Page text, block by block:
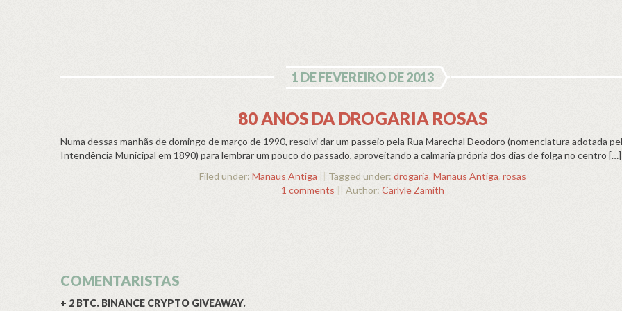
1 DE FEVEREIRO DE 2013
80 ANOS DA DROGARIA ROSAS
Numa dessas manhãs de domingo de março de 1990, resolvi dar um passeio pela Rua Marechal Deodoro (nomenclatura adotada
Intendência Municipal em 1890) para lembrar um pouco do passado, aproveitando a calmaria própria dos dias de folga no centro […]
Filed under: Manaus Antiga || Tagged under: drogaria, Manaus Antiga rosas
1 comments || Author: Carlyle Zamith
COMENTARISTAS
+ 2 BTC. BINANCE CRYPTO GIVEAWAY.